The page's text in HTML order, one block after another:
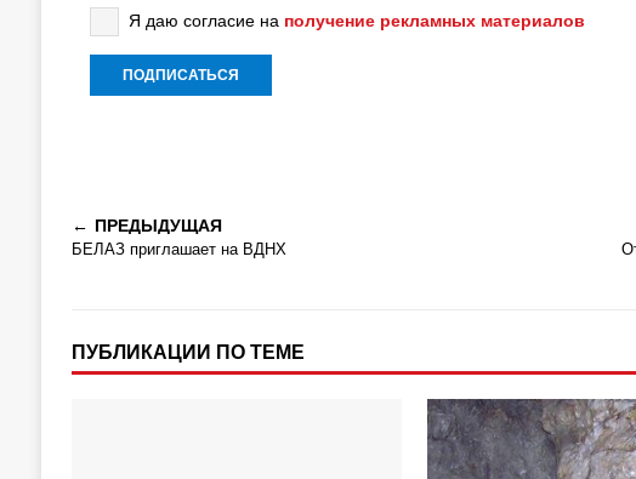
Я даю согласие на получение рекламных материалов
ПРЕДЫДУЩАЯ
БЕЛАЗ приглашает на ВДНХ
ПУБЛИКАЦИИ ПО ТЕМЕ